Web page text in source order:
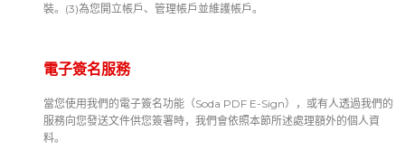
裝。(3)為您開立帳戶、管理帳戶並維護帳戶。
電子簽名服務
當您使用我們的電子簽名功能（Soda PDF E-Sign），或有人透過我們的
服務向您發送文件供您簽署時，我們會依照本節所述處理額外的個人資
料。